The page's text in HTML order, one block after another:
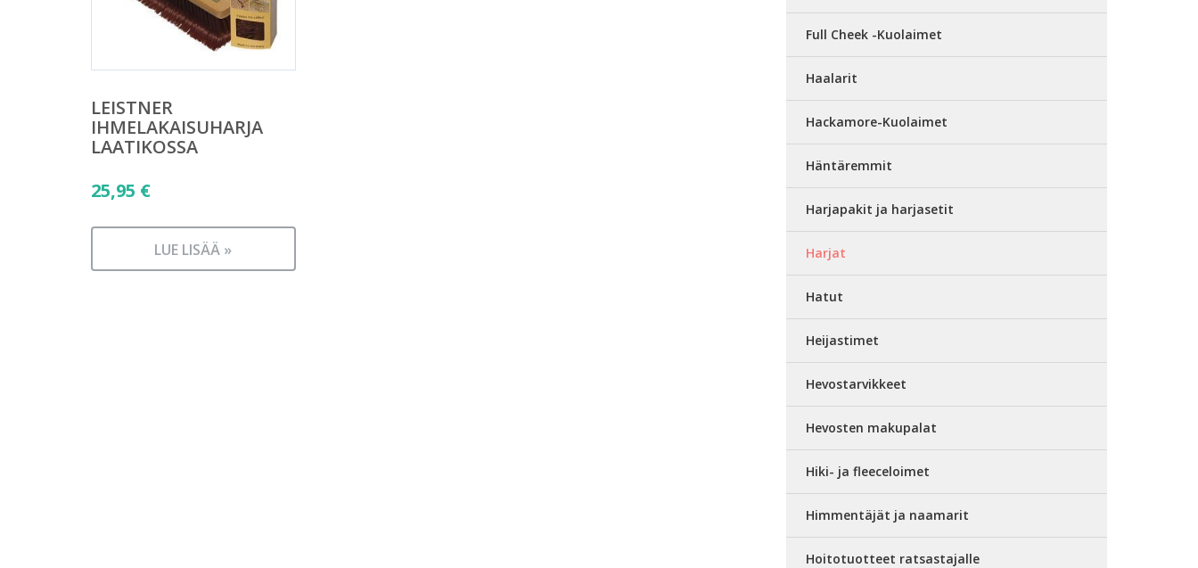
LEISTNER
IHMELAKAISUHARJA
LAATIKOSSA
25,95 €
LUE LISÄÄ »
Full Cheek -Kuolaimet
Haalarit
Hackamore-Kuolaimet
Häntäremmit
Harjapakit ja harjasetit
Harjat
Hatut
Heijastimet
Hevostarvikkeet
Hevosten makupalat
Hiki- ja fleeceloimet
Himmentäjät ja naamarit
Hoitotuotteet ratsastajalle